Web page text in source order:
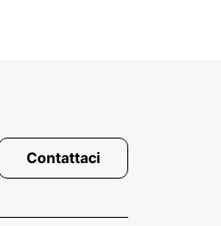
Contattaci